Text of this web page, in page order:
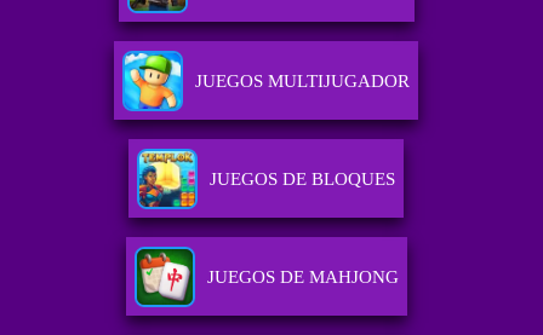
JUEGOS MULTIJUGADOR
JUEGOS DE BLOQUES
JUEGOS DE MAHJONG